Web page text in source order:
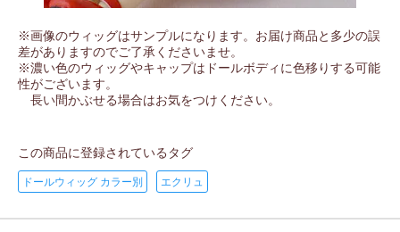
※画像のウィッグはサンプルになります。お届け商品と多少の誤
差がありますのでご了承くださいませ。
※濃い色のウィッグやキャップはドールボディに色移りする可能
性がございます。
長い間かぶせる場合はお気をつけください。
この商品に登録されているタグ
ドールウィッグ カラー別 エクリュ